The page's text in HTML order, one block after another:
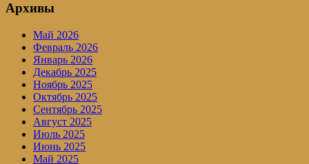
Архивы
Май 2026
Февраль 2026
Январь 2026
Декабрь 2025
Ноябрь 2025
Октябрь 2025
Сентябрь 2025
Август 2025
Июль 2025
Июнь 2025
Май 2025